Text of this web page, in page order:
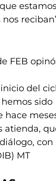
FEB
del
sido
hace
atienda,
con
MT